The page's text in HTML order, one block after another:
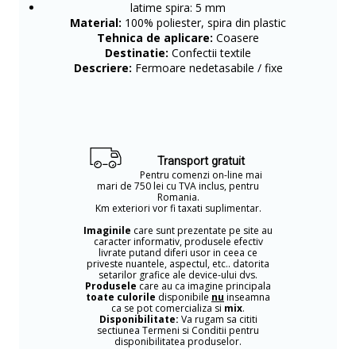
latime spira: 5 mm
Material: 100% poliester, spira din plastic
Tehnica de aplicare: Coasere
Destinatie: Confectii textile
Descriere: Fermoare nedetasabile / fixe
Transport gratuit
Pentru comenzi on-line mai
mari de 750 lei cu TVA inclus, pentru
Romania.
Km exteriori vor fi taxati suplimentar.
Imaginile care sunt prezentate pe site au
caracter informativ, produsele efectiv
livrate putand diferi usor in ceea ce
priveste nuantele, aspectul, etc.. datorita
setarilor grafice ale device-ului dvs.
Produsele care au ca imagine principala
toate culorile disponibile nu inseamna
ca se pot comercializa si mix.
Disponibilitate: Va rugam sa cititi
sectiunea Termeni si Conditii pentru
disponibilitatea produselor.